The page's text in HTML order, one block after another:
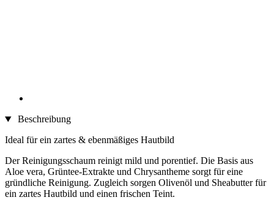
Beschreibung
Ideal für ein zartes & ebenmäßiges Hautbild
Der Reinigungsschaum reinigt mild und porentief. Die Basis aus
Aloe vera, Grüntee-Extrakte und Chrysantheme sorgt für eine
gründliche Reinigung. Zugleich sorgen Olivenöl und Sheabutter für
ein zartes Hautbild und einen frischen Teint.